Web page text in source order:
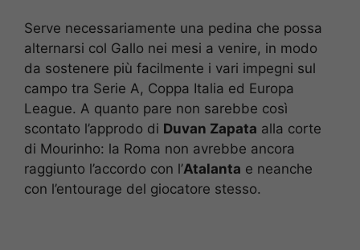
Serve necessariamente una pedina che possa
alternarsi col Gallo nei mesi a venire, in modo
da sostenere più facilmente i vari impegni sul
campo tra Serie A, Coppa Italia ed Europa
League. A quanto pare non sarebbe così
scontato l’approdo di Duvan Zapata alla corte
di Mourinho: la Roma non avrebbe ancora
raggiunto l’accordo con l’Atalanta e neanche
con l’entourage del giocatore stesso.